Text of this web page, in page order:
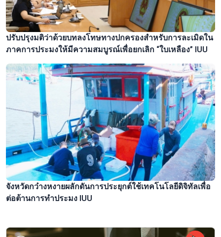
ปรับปรุงมติว่าด้วยบทลงโทษทางปกครองสำหรับการละเมิดใน
ภาคการประมงให้มีความสมบูรณ์เพื่อยกเลิก “ใบเหลือง” IUU
จังหวัดกว๋างหงายผลักดันการประยุกต์ใช้เทคโนโลยีดิจิทัลเพื่อ
ต่อต้านการทำประมง IUU